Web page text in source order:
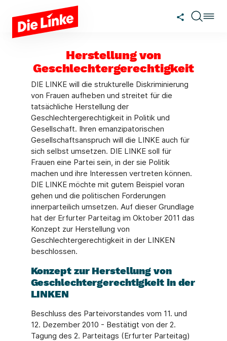
Zum Hauptinhalt springen
Herstellung von
Geschlechtergerechtigkeit
DIE LINKE will die strukturelle Diskriminierung
von Frauen aufheben und streitet für die
tatsächliche Herstellung der
Geschlechtergerechtigkeit in Politik und
Gesellschaft. Ihren emanzipatorischen
Gesellschaftsanspruch will die LINKE auch für
sich selbst umsetzen. DIE LINKE soll für
Frauen eine Partei sein, in der sie Politik
machen und ihre Interessen vertreten können.
DIE LINKE möchte mit gutem Beispiel voran
gehen und die politischen Forderungen
innerparteilich umsetzen. Auf dieser Grundlage
hat der Erfurter Parteitag im Oktober 2011 das
Konzept zur Herstellung von
Geschlechtergerechtigkeit in der LINKEN
beschlossen.
Konzept zur Herstellung von
Geschlechtergerechtigkeit in der
LINKEN
Beschluss des Parteivorstandes vom 11. und
12. Dezember 2010 - Bestätigt von der 2.
Tagung des 2. Parteitags (Erfurter Parteitag)